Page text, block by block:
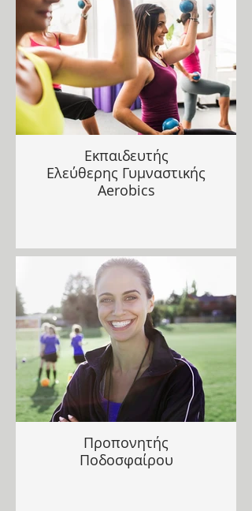
Εκπαιδευτής
Ελεύθερης Γυμναστικής
Aerobics
Προπονητής
Ποδοσφαίρου